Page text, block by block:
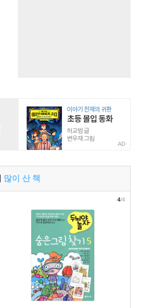
AD
많이 산 책
4/4